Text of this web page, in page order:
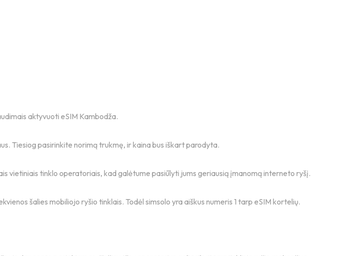
aktyvuoti eSIM Kambodža.
Tiesiog pasirinkite norimą trukmę, ir kaina bus iškart parodyta.
vietiniais tinklo operatoriais, kad galėtume pasiūlyti jums geriausią įmanomą interneto ryšį.
šalies mobiliojo ryšio tinklais. Todėl simsolo yra aiškus numeris 1 tarp eSIM kortelių.